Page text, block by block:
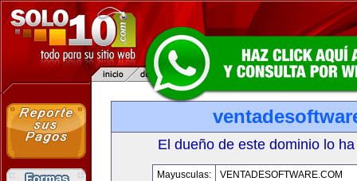
El dueño de este dominio lo
Mayusculas:
VENTADESOFTWARE.COM